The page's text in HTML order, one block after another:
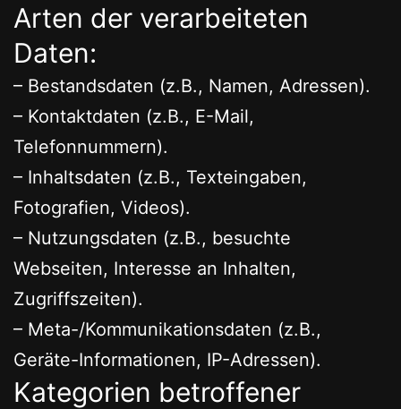
Arten der verarbeiteten
Daten:
– Bestandsdaten (z.B., Namen, Adressen).
– Kontaktdaten (z.B., E-Mail,
Telefonnummern).
– Inhaltsdaten (z.B., Texteingaben,
Fotografien, Videos).
– Nutzungsdaten (z.B., besuchte
Webseiten, Interesse an Inhalten,
Zugriffszeiten).
– Meta-/Kommunikationsdaten (z.B.,
Geräte-Informationen, IP-Adressen).
Kategorien betroffener